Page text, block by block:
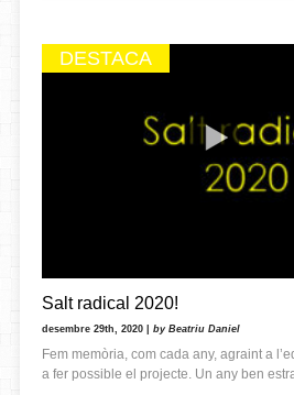
DESTACA
Salt radical 2020!
desembre 29th, 2020 | by Beatriu Daniel
Fem memòria, com cada any, agraint a
a fer possible el projecte. Un any ben